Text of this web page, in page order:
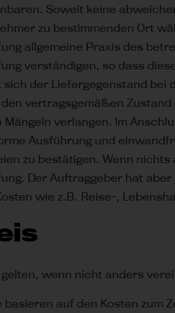
Soweit keine
zu bestimmenden Ort
allgemeine Praxis des
verständigen, so dass
sich der Liefergegenstand bei
vertragsgemäßen
verlangen. Im
Ausführung und
zu bestätigen. Wenn
Der Auftraggeber hat
wie z.B. Reise-,
gelten, wenn nicht anders
basieren auf den Kosten